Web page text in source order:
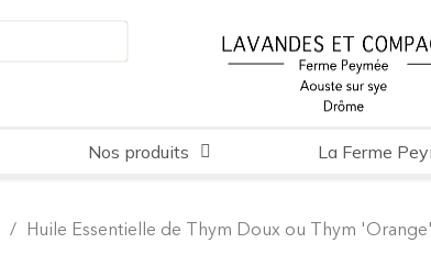
Nos produits La Ferme
Huile Essentielle de Thym Doux ou Thym